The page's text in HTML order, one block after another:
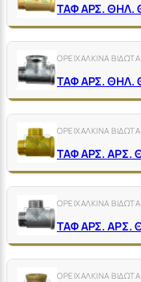
ΤΑΦ ΑΡΣ. ΘΗΛ.
ΟΡΕΙΧΑΛΚΙΝΑ
ΤΑΦ ΑΡΣ. ΘΗΛ.
ΟΡΕΙΧΑΛΚΙΝΑ
ΤΑΦ ΑΡΣ. ΑΡΣ.
ΟΡΕΙΧΑΛΚΙΝΑ
ΤΑΦ ΑΡΣ. ΑΡΣ.
ΟΡΕΙΧΑΛΚΙΝΑ